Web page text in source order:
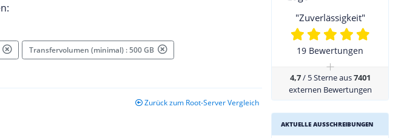
Transfervolumen (minimal) : 500 GB
Zurück zum Root-Server Vergleich
"Zuverlässigkeit"
19 Bewertungen
+
4,7/ 5 Sterne aus7401
externen Bewertungen
AKTUELLE AUSSCHREIBUNGEN